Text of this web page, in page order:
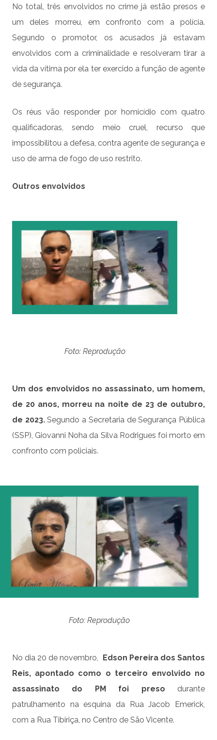
No total, três envolvidos no crime já estão presos e
um deles morreu, em confronto com a polícia.
Segundo o promotor, os acusados já estavam
envolvidos com a criminalidade e resolveram tirar a
vida da vítima por ela ter exercido a função de agente
de segurança.
Os réus vão responder por homicídio com quatro
qualificadoras, sendo meio cruel, recurso que
impossibilitou a defesa, contra agente de segurança e
uso de arma de fogo de uso restrito.
Outros envolvidos
Foto: Reprodução
Um dos envolvidos no assassinato, um homem,
de 20 anos, morreu na noite de 23 de outubro,
de 2023.Segundo a Secretaria de Segurança Pública
(SSP), Giovanni Noha da Silva Rodrigues foi morto em
confronto com policiais.
Foto: Reprodução
No dia 20 de novembro, Edson Pereira dos Santos
Reis, apontado como o terceiro envolvido no
assassinato do PM foi preso durante
patrulhamento na esquina da Rua Jacob Emerick,
com a Rua Tibiriça, no Centro de São Vicente.